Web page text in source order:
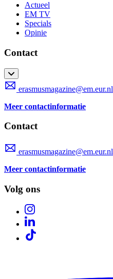
Actueel
EM TV
Specials
Opinie
Contact
erasmusmagazine@em.eur.nl
Meer contactinformatie
Contact
erasmusmagazine@em.eur.nl
Meer contactinformatie
Volg ons